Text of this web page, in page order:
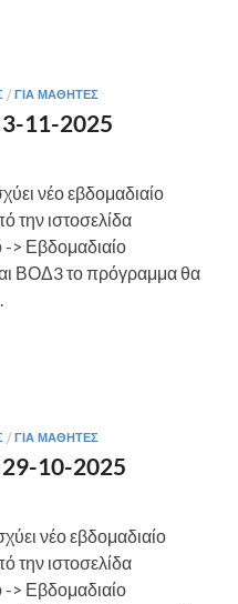
/ ΓΙΑ ΜΑΘΗΤΈΣ
11-2025
νέο εβδομαδιαίο
την ιστοσελίδα
-> Εβδομαδιαίο
ΒΟΔ3 το πρόγραμμα θα
/ ΓΙΑ ΜΑΘΗΤΈΣ
10-2025
νέο εβδομαδιαίο
την ιστοσελίδα
-> Εβδομαδιαίο